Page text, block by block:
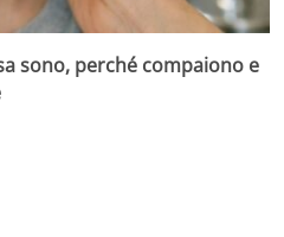
sono, perché compaiono e